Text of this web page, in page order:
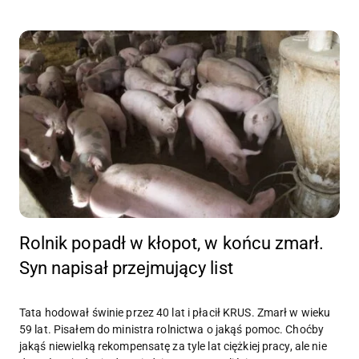
Rolnik popadł w kłopot, w końcu zmarł.
Syn napisał przejmujący list
Tata hodował świnie przez 40 lat i płacił KRUS. Zmarł w wieku
59 lat. Pisałem do ministra rolnictwa o jakąś pomoc. Choćby
jakąś niewielką rekompensatę za tyle lat ciężkiej pracy, ale nie